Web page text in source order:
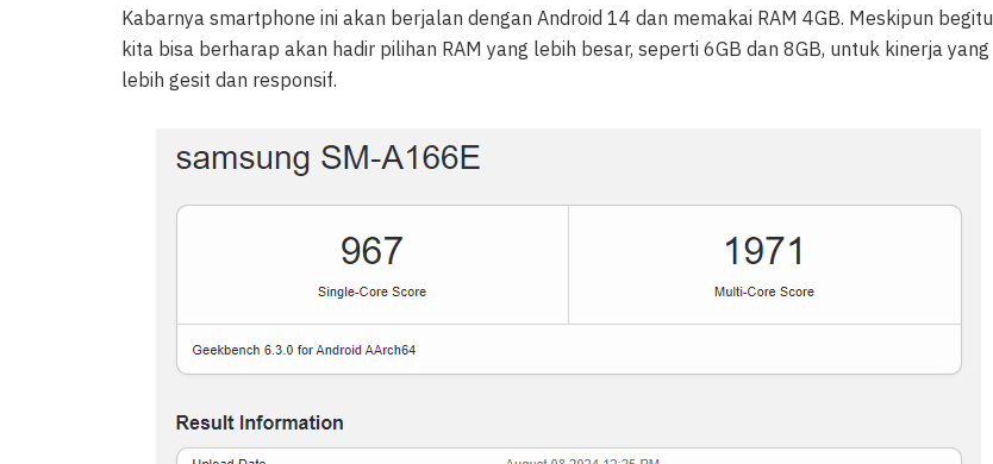
Kabarnya smartphone ini akan berjalan dengan Android 14 dan memakai RAM 4GB. Meskipun begitu
kita bisa berharap akan hadir pilihan RAM yang lebih besar, seperti 6GB dan 8GB, untuk kinerja yang
lebih gesit dan responsif.